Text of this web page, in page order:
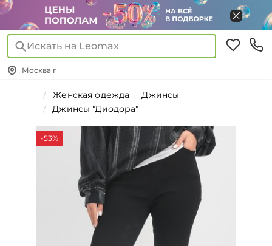
Искать на Leomax
Москва г
Женская одежда
Джинсы
Джинсы "Диодора"
-53%